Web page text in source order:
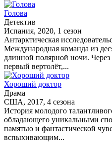
Голова
Детектив
Испания, 2020, 1 сезон
Антарктическая
Международная команда из
длинной полярной ночи.
первый вертолёт,...
Хороший доктор
Драма
США, 2017, 4 сезона
История молодого
обладающего уникальными
памятью и фантастической
вспыхивающим...